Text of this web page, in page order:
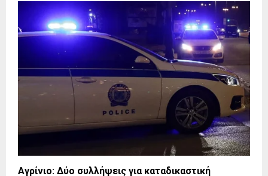
Αγρίνιο: Δύο συλλήψεις για καταδικαστική